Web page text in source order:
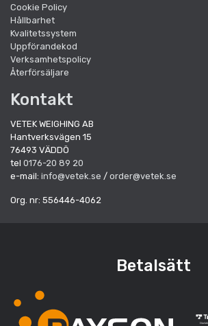
Cookie Policy
Hållbarhet
Kvalitetssystem
Uppförandekod
Verksamhetspolicy
Återförsäljare
Kontakt
VETEK WEIGHING AB
Hantverksvägen 15
76493 VÄDDÖ
tel 0176-20 89 20
e-mail: info@vetek.se / order@vetek.se
Org. nr: 556446-4062
Betalsätt